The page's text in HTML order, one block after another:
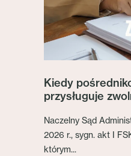
Kiedy
przysługuje
Naczelny Sąd
2026 r., sygn. akt I
którym...